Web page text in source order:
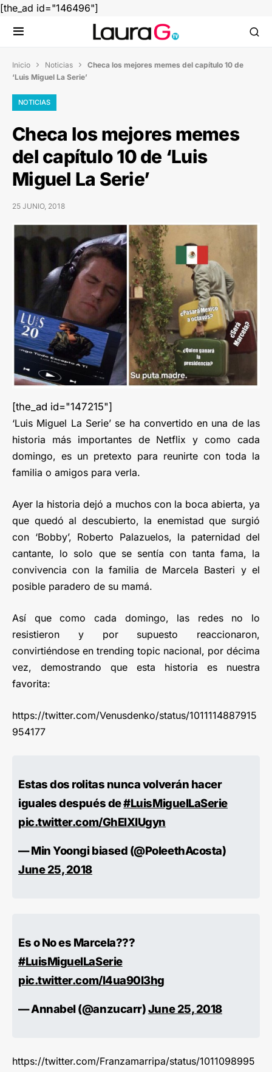
[the_ad id="146496"]
Inicio  Noticias  Checa los mejores memes del capítulo 10 de
‘Luis Miguel La Serie’
NOTICIAS
Checa los mejores memes
del capítulo 10 de ‘Luis
Miguel La Serie’
25 JUNIO, 2018
[the_ad id="147215"]
‘Luis Miguel La Serie’ se ha convertido en una de las
historia más importantes de Netflix y como cada
domingo, es un pretexto para reunirte con toda la
familia o amigos para verla.
Ayer la historia dejó a muchos con la boca abierta, ya
que quedó al descubierto, la enemistad que surgió
con ‘Bobby’, Roberto Palazuelos, la paternidad del
cantante, lo solo que se sentía con tanta fama, la
convivencia con la familia de Marcela Basteri y el
posible paradero de su mamá.
Así que como cada domingo, las redes no lo
resistieron y por supuesto reaccionaron,
convirtiéndose en trending topic nacional, por décima
vez, demostrando que esta historia es nuestra
favorita:
https://twitter.com/Venusdenko/status/1011114887915
954177
Estas dos rolitas nunca volverán hacer
iguales después de#LuisMiguelLaSerie
pic.twitter.com/GhElXIUgyn
— Min Yoongi biased (@PoleethAcosta)
June 25, 2018
Es o No es Marcela???
#LuisMiguelLaSerie
pic.twitter.com/l4ua90l3hg
— Annabel (@anzucarr)June 25, 2018
https://twitter.com/Franzamarripa/status/1011098995